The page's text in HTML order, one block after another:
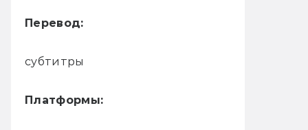
Перевод:
субтитры
Платформы: